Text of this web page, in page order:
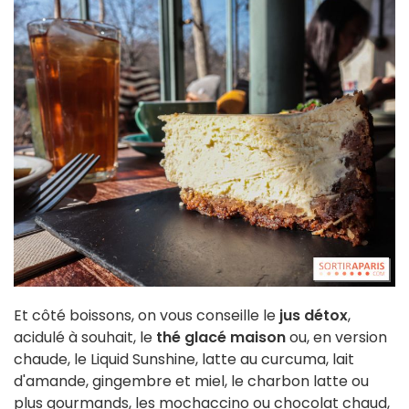
Et côté boissons, on vous conseille le jus détox,
acidulé à souhait, le thé glacé maisonou, en version
chaude, le Liquid Sunshine, latte au curcuma, lait
d'amande, gingembre et miel, le charbon latte ou
plus gourmands, les mochaccino ou chocolat chaud,